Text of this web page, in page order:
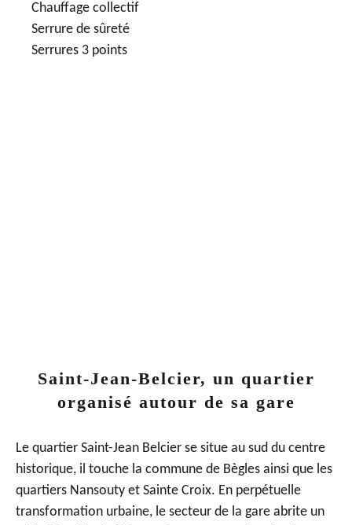
Chauffage collectif
Serrure de sûreté
Serrures 3 points
Saint-Jean-Belcier, un quartier
organisé autour de sa gare
Le quartier Saint-Jean Belcier se situe au sud du centre
historique, il touche la commune de Bègles ainsi que les
quartiers Nansouty et Sainte Croix. En perpétuelle
transformation urbaine, le secteur de la gare abrite un